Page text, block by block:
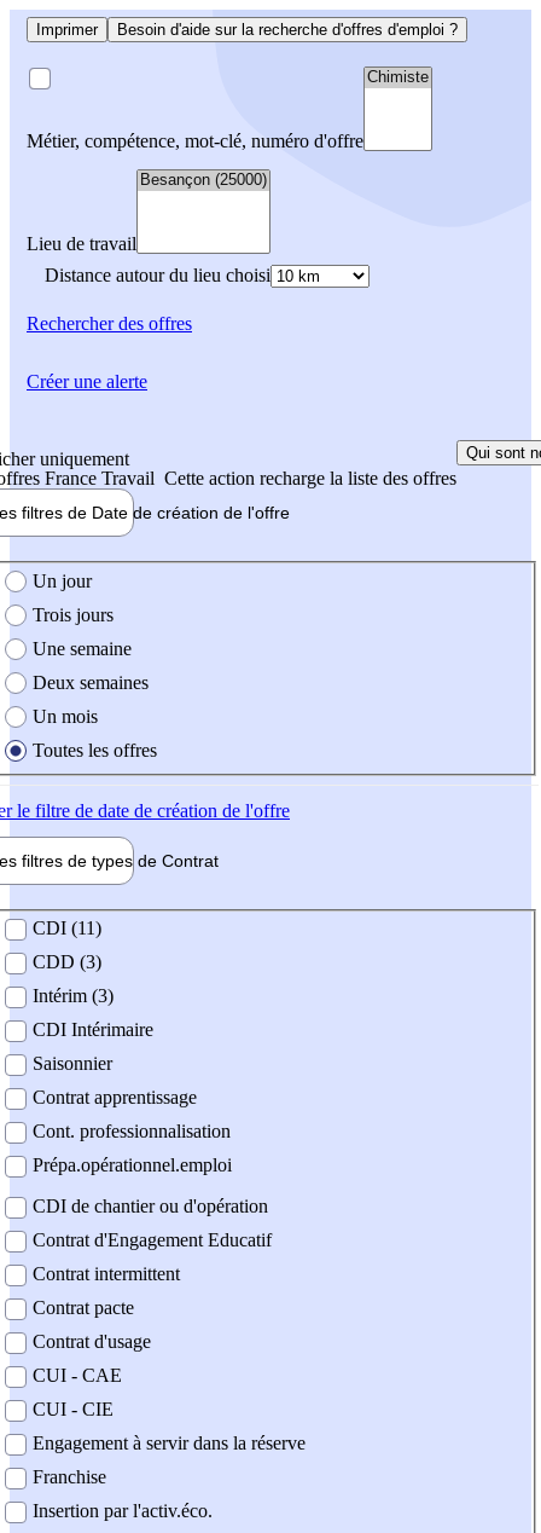
Imprimer Besoin d'aide sur la recherche d'offres d'emploi ?
Métier, compétence, mot-clé, numéro d'offre
Lieu de travail
Distance autour du lieu choisi
Rechercherdes offres
uniquement
France Travail Cette action recharge la liste des offres
Qui sont
filtres de Date de création de l'offre
création de l'offre
Un jour
Trois jours
Une semaine
Deux semaines
Un mois
Toutes les offres
le filtre de date de création de l'offre
filtres de types de Contrat
contrat
CDI (11)
CDD (3)
Intérim (3)
CDI Intérimaire
Saisonnier
Contrat apprentissage
Cont. professionnalisation
Prépa.opérationnel.emploi
CDI de chantier ou d'opération
Contrat d'Engagement Educatif
Contrat intermittent
Contrat pacte
Contrat d'usage
CUI - CAE
CUI - CIE
Engagement à servir dans la réserve
Franchise
Insertion par l'activ.éco.
Créer une alerte